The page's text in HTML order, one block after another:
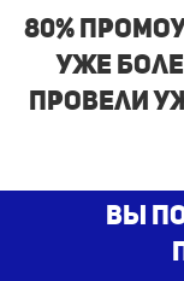
80%
уже
провели
Вы